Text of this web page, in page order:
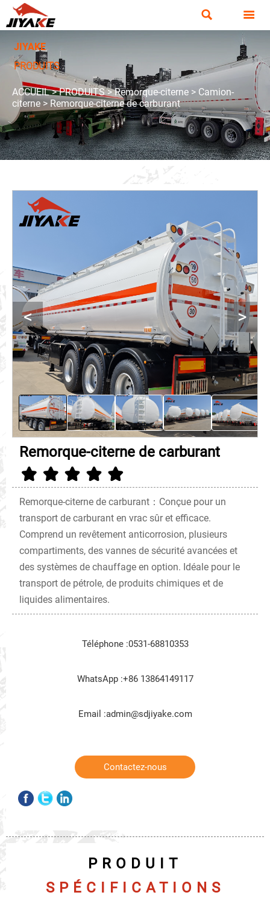
 
JIYAKE
PRODUITS
ACCUEIL>PRODUITS>Remorque-citerne > Camion-
citerne > Remorque-citerne de carburant
< >
Remorque-citerne de carburant
Remorque-citerne de carburant：Conçue pour un
transport de carburant en vrac sûr et efficace.
Comprend un revêtement anticorrosion, plusieurs
compartiments, des vannes de sécurité avancées et
des systèmes de chauffage en option. Idéale pour le
transport de pétrole, de produits chimiques et de
liquides alimentaires.
Téléphone :0531-68810353
WhatsApp :+86 13864149117
Email :admin@sdjiyake.com
Contactez-nous
PRODUIT
SPÉCIFICATIONS